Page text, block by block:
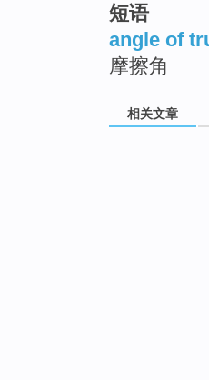
短语
angle of
摩擦角
相关文章